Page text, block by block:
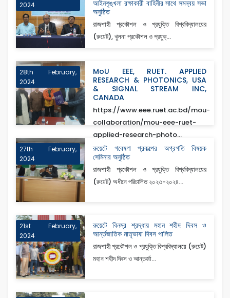
2024
আইনশৃঙ্খলা রক্ষাকারী বাহিনীর সাথে সমন্বয় সভা
অনুষ্ঠিত
রাজশাহী প্রকৌশল ও প্রযুক্তি বিশ্ববিদ্যালয়ের
(রুয়েট), খুলনা প্রকৌশল ও প্রযুক্...
28th February,
2024
MoU EEE, RUET. APPLIED
RESEARCH & PHOTONICS, USA
& SIGNAL STREAM INC,
CANADA
https://www.eee.ruet.ac.bd/mou-
collaboration/mou-eee-ruet-
applied-research-photo...
27th February,
2024
রুয়েটে গবেষণা প্রকল্পের অগ্রগতি বিষয়ক
সেমিনার অনুষ্ঠিত
রাজশাহী প্রকৌশল ও প্রযুক্তি বিশ্ববিদ্যালয়ের
(রুয়েট) অধীনে পরিচালিত ২০২৩-২০২৪...
21st February,
2024
রুয়েটে বিনম্র শ্রদ্ধায় মহান শহীদ দিবস ও
আর্ন্তজাতিক মাতৃভাষা দিবস পালিত
রাজশাহী প্রকৌশল ও প্রযুক্তি বিশ্ববিদ্যালয়ে (রুয়েট)
মহান শহীদ দিবস ও আন্তর্জা...